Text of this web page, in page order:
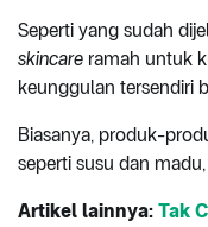
Seperti yang sudah
skincare ramah untuk
keunggulan tersendiri
Biasanya, produk-
seperti susu dan
Artikel lainnya: Tak